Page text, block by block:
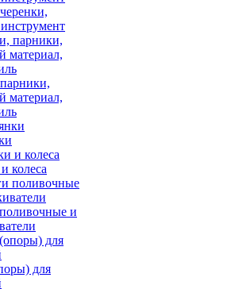
материал,
колеса
и
для